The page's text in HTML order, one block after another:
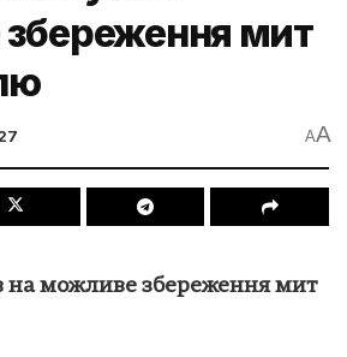
мит
AA
на можливе збереження мит